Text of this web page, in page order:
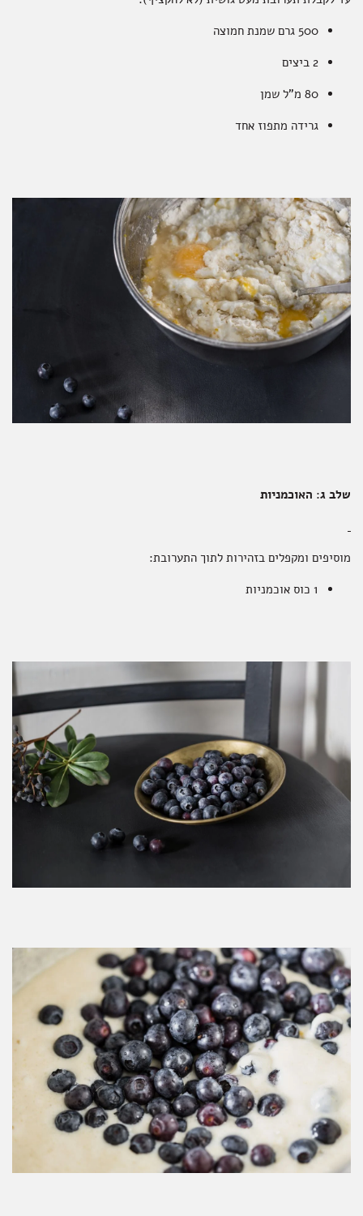
500 גרם שמנת חמוצה
2 ביצים
80 מ"ל שמן
גרידה מתפוז אחד
שלב ג: האוכמניות
מוסיפים ומקפלים בזהירות לתוך התערובת:
1 כוס אוכמניות